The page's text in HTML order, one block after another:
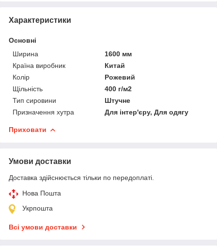
Характеристики
Основні
Ширина
1600 мм
Країна виробник
Китай
Колір
Рожевий
Щільність
400 г/м2
Тип сировини
Штучне
Призначення хутра
Для інтер'єру, Для одягу
Приховати
Умови доставки
Доставка здійснюється тільки по передоплаті.
Нова Пошта
Укрпошта
Всі умови доставки